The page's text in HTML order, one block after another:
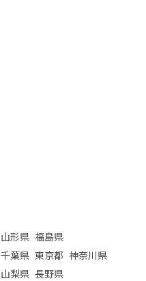
山形県 福島県
千葉県 東京都 神奈川県
山梨県 長野県